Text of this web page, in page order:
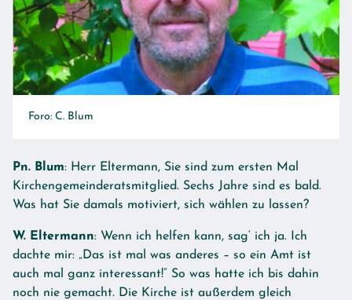
Foro: C. Blum
Pn. Blum: Herr Eltermann, Sie sind zum ersten Mal
Kirchengemeinderatsmitglied. Sechs Jahre sind es bald.
Was hat Sie damals motiviert, sich wählen zu lassen?
W. Eltermann: Wenn ich helfen kann, sag‘ ich ja. Ich
dachte mir: „Das ist mal was anderes – so ein Amt ist
auch mal ganz interessant!“ So was hatte ich bis dahin
noch nie gemacht. Die Kirche ist außerdem gleich